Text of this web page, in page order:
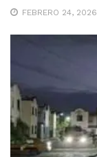
FEBRERO 24, 2026